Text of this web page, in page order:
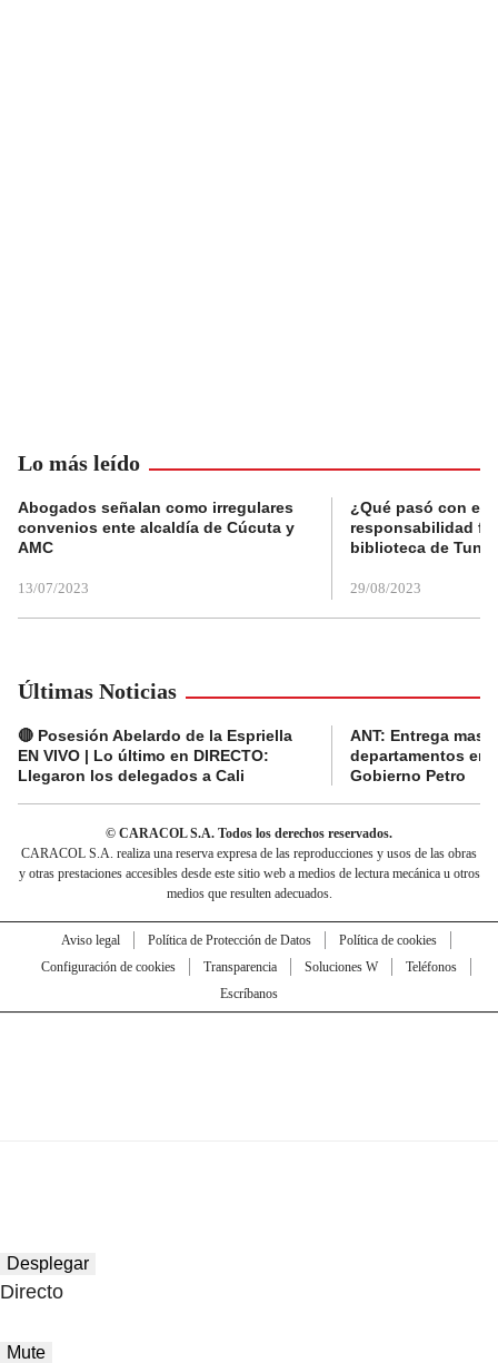
Lo más leído
Abogados señalan como irregulares
convenios ente alcaldía de Cúcuta y
AMC
13/07/2023
¿Qué pasó con el
responsabilidad
biblioteca de
29/08/2023
Últimas Noticias
🔴 Posesión Abelardo de la Espriella
EN VIVO | Lo último en DIRECTO:
Llegaron los delegados a Cali
ANT: Entrega
departamentos en
Gobierno Petro
© CARACOL S.A. Todos los derechos reservados.
CARACOL S.A. realiza una reserva expresa de las reproducciones y usos de las obras
y otras prestaciones accesibles desde este sitio web a medios de lectura mecánica u otros
medios que resulten adecuados.
Aviso legal Política de Protección de Datos
Política de cookies
Configuración de cookies
Transparencia Soluciones W
Teléfonos
Escríbanos
Desplegar
Directo
Mute